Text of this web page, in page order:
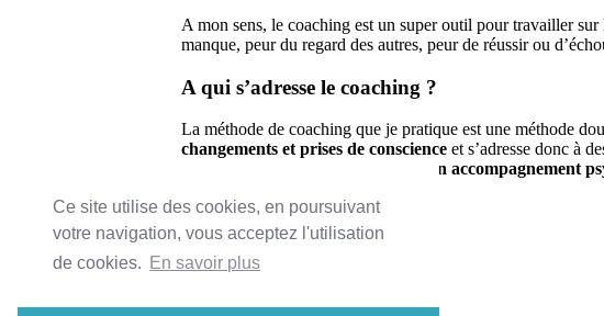
Ce site utilise des cookies, en poursuivant
votre navigation, vous acceptez l'utilisation
de cookies.
En savoir plus
A mon sens, le coaching est un super outil pour travailler
manque, peur du regard des autres, peur de réussir ou
A qui s’adresse le coaching ?
La méthode de coaching que je pratique est une méthode
changements et prises de conscienceet s’adresse donc à
ne peut pas remplacer un accompagnement
Me contacter